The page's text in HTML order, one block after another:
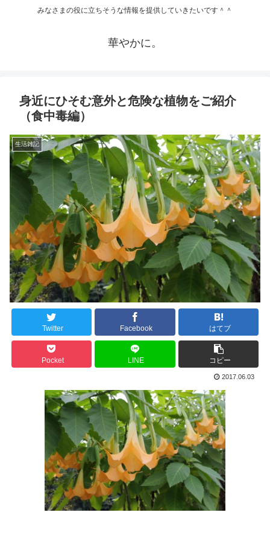
みなさまの役に立ちそうな情報を提供していきたいです＾＾
華やかに。
身近にひそむ意外と危険な植物をご紹介
（食中毒編）
生活雑記
Twitter Facebook はてブ
Pocket LINE コピー
2017.06.03